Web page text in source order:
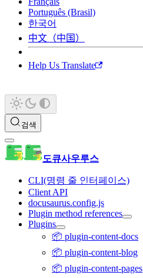
Português (Brasil)
한국어
中文（中国）
Help Us Translate
검색
도큐사우루스
CLI(명령 줄 인터페이스)
Client API
docusaurus.config.js
Plugin method references
Plugins
📦 plugin-content-docs
📦 plugin-content-blog
📦 plugin-content-pages